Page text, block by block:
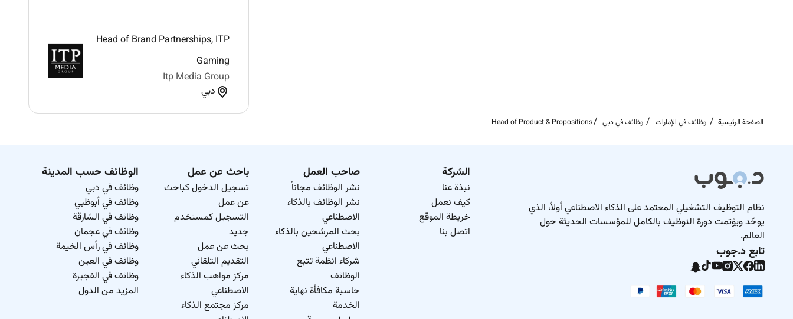
7 10 years of experience in the insurance industry ideally with a background in product development
pet home and lifestyle/consumer segments
Experience in building gross rates from first principles and collaborating with reinsurers on pricing and
Proven success in delivering market-relevant propositions across the Middle East especially in the UAE and
GCC markets
Solid understanding of insurance operations with a focus on enhancing customer experience improving
processes and integrating systems
Benefits
Head of Brand Partnerships, ITP
Gaming
Itp Media Group
دبي
الصفحة الرئيسية وظائف في الإمارات وظائف في دبي Head of Product & Propositions
نظام التوظيف التشغيلي المعتمد على الذكاء الاصطناعي أولاً، الذي
يوحّد ويؤتمت دورة التوظيف بالكامل للمؤسسات الحديثة حول
العالم.
تابع د.جوب
الشركة
نبذة عنا
كيف نعمل
خريطة الموقع
اتصل بنا
صاحب العمل
نشر الوظائف مجاناً
نشر الوظائف بالذكاء
الاصطناعي
بحث المرشحين بالذكاء
الاصطناعي
شركاء انظمة تتبع
الوظائف
حاسبة مكافأة نهاية
الخدمة
باحث عن عمل
تسجيل الدخول كباحث
عن عمل
التسجيل كمستخدم
جديد
بحث عن عمل
التقديم التلقائي
مركز مواهب الذكاء
الاصطناعي
مركز مجتمع الذكاء
الوظائف حسب المدينة
وظائف في دبي
وظائف في أبوظبي
وظائف في الشارقة
وظائف في عجمان
وظائف في رأس الخيمة
وظائف في العين
وظائف في الفجيرة
المزيد من الدول